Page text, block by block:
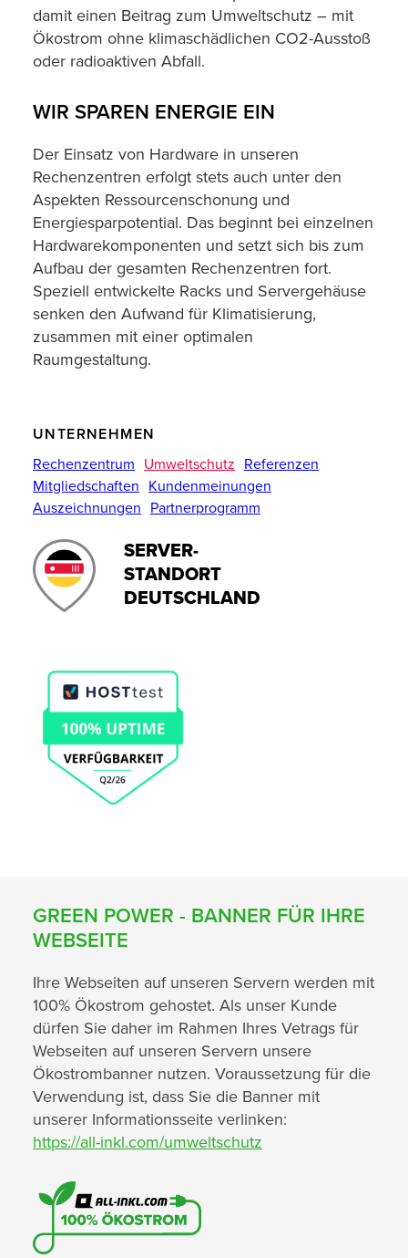
damit einen Beitrag zum Umweltschutz – mit
Ökostrom ohne klimaschädlichen CO2-Ausstoß
oder radioaktiven Abfall.
WIR SPAREN ENERGIE EIN
Der Einsatz von Hardware in unseren
Rechenzentren erfolgt stets auch unter den
Aspekten Ressourcenschonung und
Energiesparpotential. Das beginnt bei einzelnen
Hardwarekomponenten und setzt sich bis zum
Aufbau der gesamten Rechenzentren fort.
Speziell entwickelte Racks und Servergehäuse
senken den Aufwand für Klimatisierung,
zusammen mit einer optimalen
Raumgestaltung.
UNTERNEHMEN
Rechenzentrum Umweltschutz Referenzen
Mitgliedschaften Kundenmeinungen
Auszeichnungen Partnerprogramm
SERVER-
STANDORT
DEUTSCHLAND
GREEN POWER - BANNER FÜR IHRE
WEBSEITE
Ihre Webseiten auf unseren Servern werden mit
100% Ökostrom gehostet. Als unser Kunde
dürfen Sie daher im Rahmen Ihres Vetrags für
Webseiten auf unseren Servern unsere
Ökostrombanner nutzen. Voraussetzung für die
Verwendung ist, dass Sie die Banner mit
unserer Informationsseite verlinken:
https://all-inkl.com/umweltschutz